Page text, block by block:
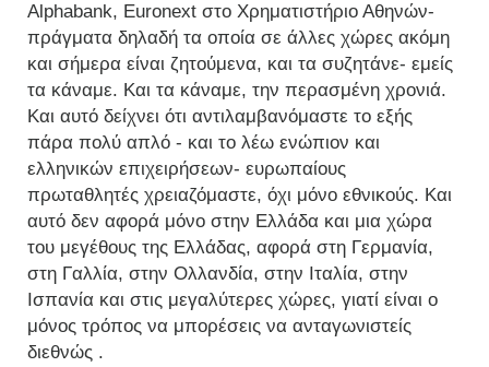
Alphabank, Euronext στο Χρηματιστήριο Αθηνών-
πράγματα δηλαδή τα οποία σε άλλες χώρες ακόμη
και σήμερα είναι ζητούμενα, και τα συζητάνε- εμείς
τα κάναμε. Και τα κάναμε, την περασμένη χρονιά.
Και αυτό δείχνει ότι αντιλαμβανόμαστε το εξής
πάρα πολύ απλό - και το λέω ενώπιον και
ελληνικών επιχειρήσεων- ευρωπαίους
πρωταθλητές χρειαζόμαστε, όχι μόνο εθνικούς. Και
αυτό δεν αφορά μόνο στην Ελλάδα και μια χώρα
του μεγέθους της Ελλάδας, αφορά στη Γερμανία,
στη Γαλλία, στην Ολλανδία, στην Ιταλία, στην
Ισπανία και στις μεγαλύτερες χώρες, γιατί είναι ο
μόνος τρόπος να μπορέσεις να ανταγωνιστείς
διεθνώς .